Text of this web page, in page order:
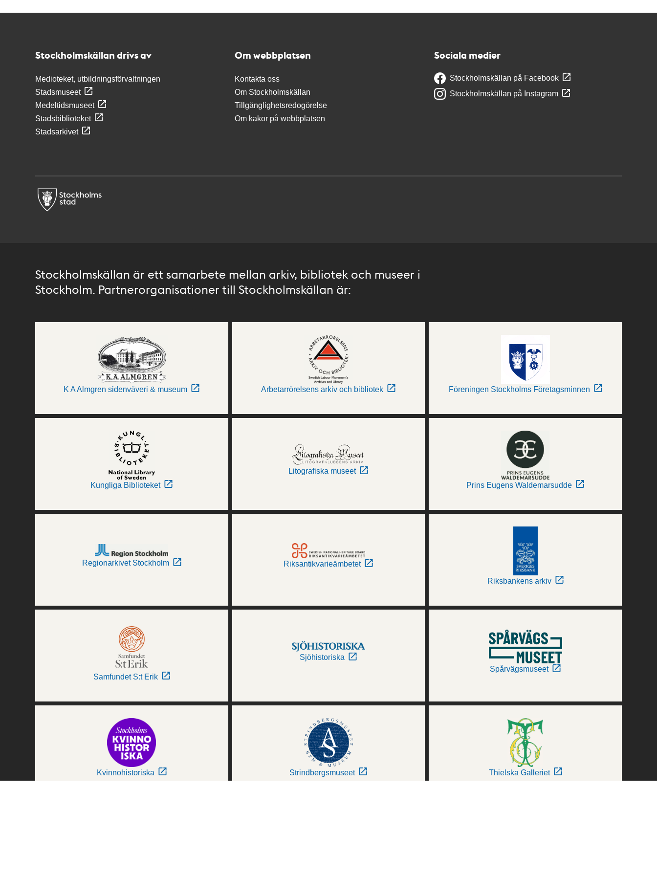
Stockholmskällan drivs av
Medioteket, utbildningsförvaltningen
Stadsmuseet
Medeltidsmuseet
Stadsbiblioteket
Stadsarkivet
Om webbplatsen
Kontakta oss
Om Stockholmskällan
Tillgänglighetsredogörelse
Om kakor på webbplatsen
Sociala medier
Stockholmskällan på Facebook
Stockholmskällan på Instagram
Stockholmskällan är ett samarbete mellan arkiv, bibliotek och museer i
Stockholm. Partnerorganisationer till Stockholmskällan är:
K A Almgren sidenväveri & museum Arbetarrörelsens arkiv och bibliotek Föreningen Stockholms Företagsminnen
Kungliga Biblioteket
Litografiska museet
Prins Eugens Waldemarsudde
Regionarkivet Stockholm Riksantikvarieämbetet
Riksbankens arkiv
Samfundet S:t Erik
Sjöhistoriska
Spårvägsmuseet
Kvinnohistoriska Strindbergsmuseet Thielska Galleriet